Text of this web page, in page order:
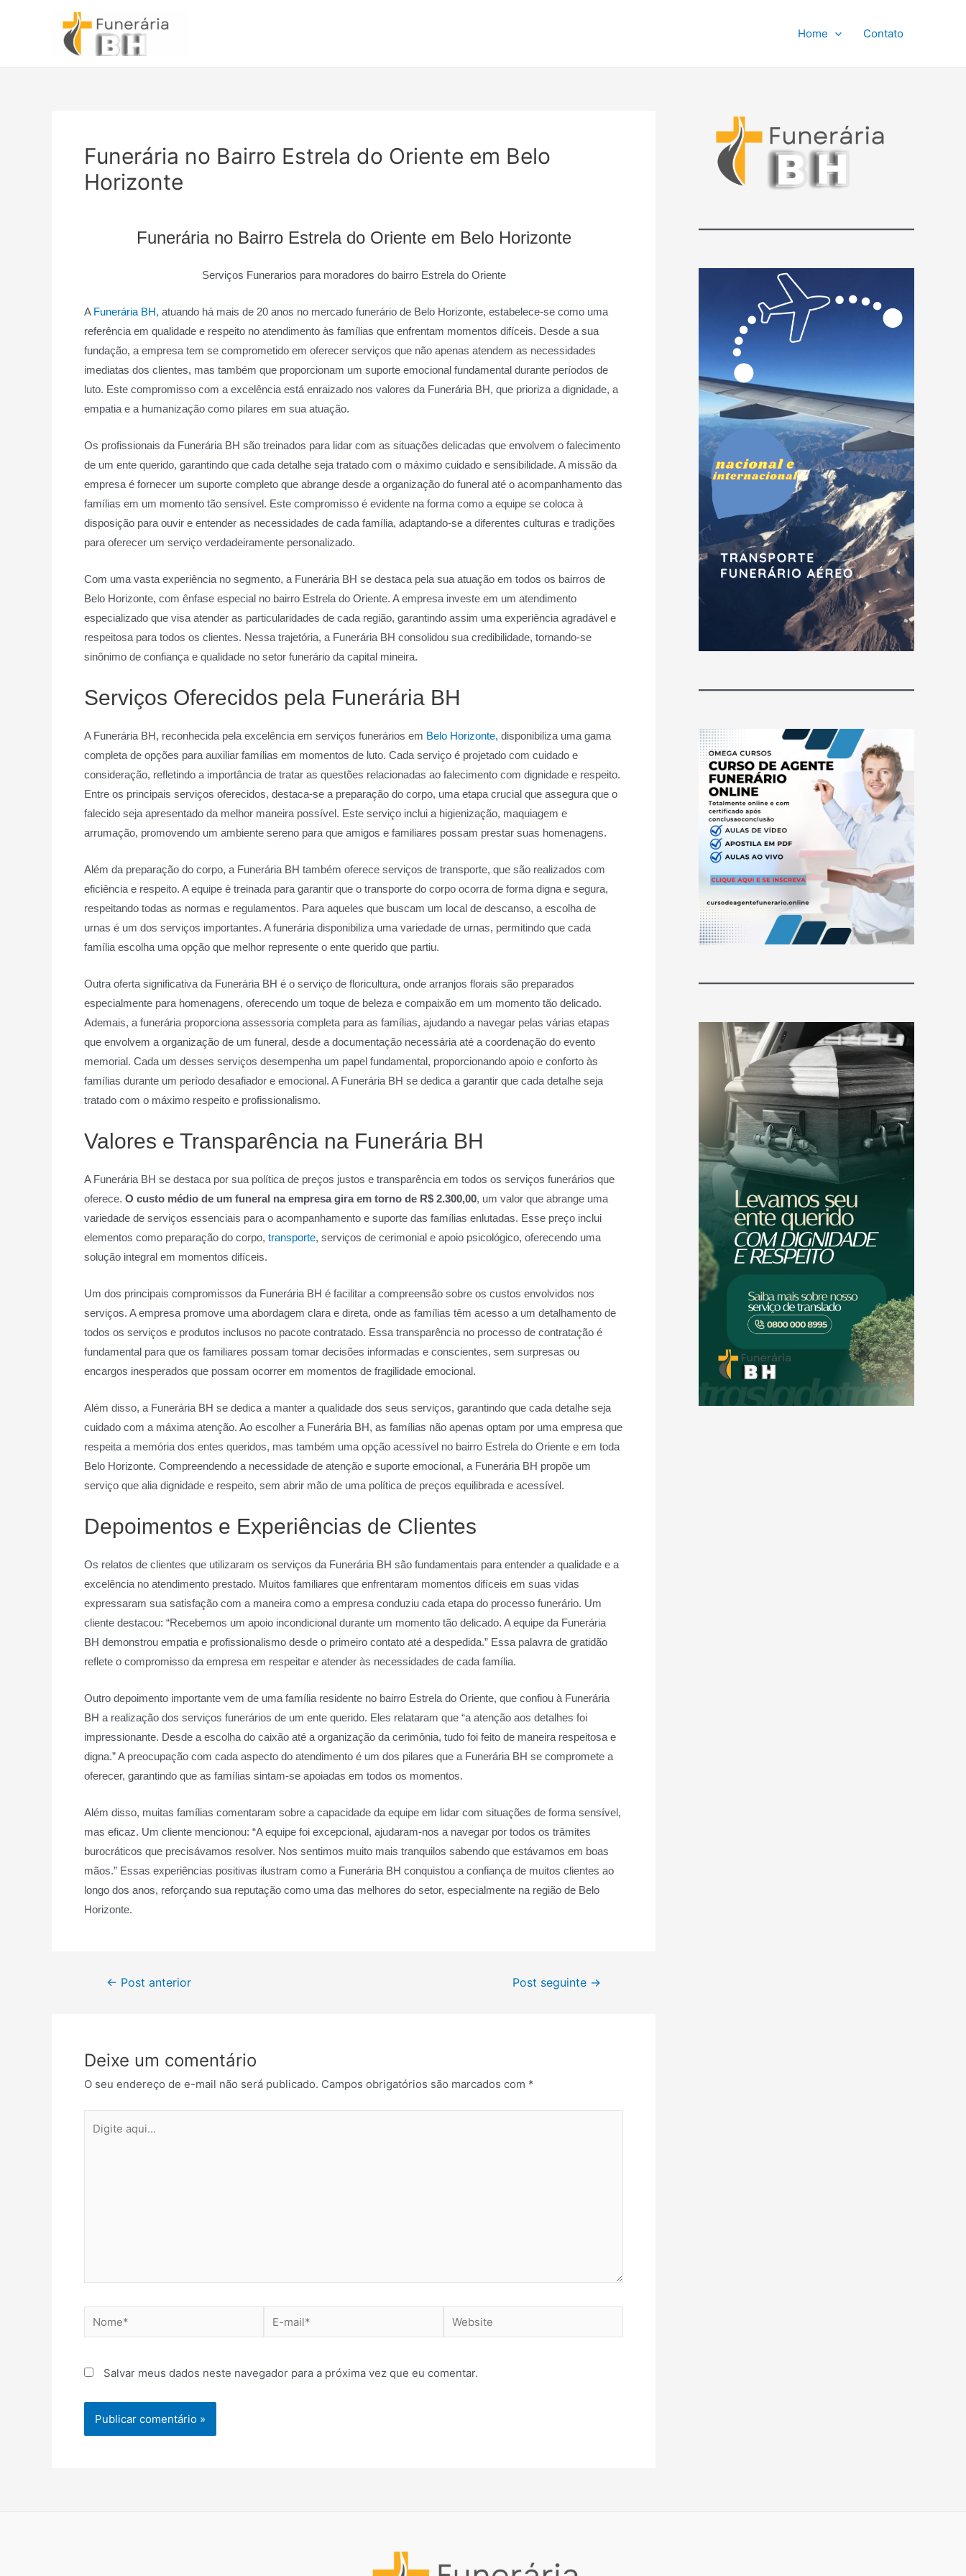
Home Contato
Funerária no Bairro Estrela do Oriente em Belo
Horizonte
Funerária no Bairro Estrela do Oriente em Belo Horizonte
Serviços Funerarios para moradores do bairro Estrela do Oriente
A Funerária BH, atuando há mais de 20 anos no mercado funerário de Belo Horizonte, estabelece-se como uma
referência em qualidade e respeito no atendimento às famílias que enfrentam momentos difíceis. Desde a sua
fundação, a empresa tem se comprometido em oferecer serviços que não apenas atendem as necessidades
imediatas dos clientes, mas também que proporcionam um suporte emocional fundamental durante períodos de
luto. Este compromisso com a excelência está enraizado nos valores da Funerária BH, que prioriza a dignidade, a
empatia e a humanização como pilares em sua atuação.
Os profissionais da Funerária BH são treinados para lidar com as situações delicadas que envolvem o falecimento
de um ente querido, garantindo que cada detalhe seja tratado com o máximo cuidado e sensibilidade. A missão da
empresa é fornecer um suporte completo que abrange desde a organização do funeral até o acompanhamento das
famílias em um momento tão sensível. Este compromisso é evidente na forma como a equipe se coloca à
disposição para ouvir e entender as necessidades de cada família, adaptando-se a diferentes culturas e tradições
para oferecer um serviço verdadeiramente personalizado.
Com uma vasta experiência no segmento, a Funerária BH se destaca pela sua atuação em todos os bairros de
Belo Horizonte, com ênfase especial no bairro Estrela do Oriente. A empresa investe em um atendimento
especializado que visa atender as particularidades de cada região, garantindo assim uma experiência agradável e
respeitosa para todos os clientes. Nessa trajetória, a Funerária BH consolidou sua credibilidade, tornando-se
sinônimo de confiança e qualidade no setor funerário da capital mineira.
Serviços Oferecidos pela Funerária BH
A Funerária BH, reconhecida pela excelência em serviços funerários em Belo Horizonte, disponibiliza uma gama
completa de opções para auxiliar famílias em momentos de luto. Cada serviço é projetado com cuidado e
consideração, refletindo a importância de tratar as questões relacionadas ao falecimento com dignidade e respeito.
Entre os principais serviços oferecidos, destaca-se a preparação do corpo, uma etapa crucial que assegura que o
falecido seja apresentado da melhor maneira possível. Este serviço inclui a higienização, maquiagem e
arrumação, promovendo um ambiente sereno para que amigos e familiares possam prestar suas homenagens.
Além da preparação do corpo, a Funerária BH também oferece serviços de transporte, que são realizados com
eficiência e respeito. A equipe é treinada para garantir que o transporte do corpo ocorra de forma digna e segura,
respeitando todas as normas e regulamentos. Para aqueles que buscam um local de descanso, a escolha de
urnas é um dos serviços importantes. A funerária disponibiliza uma variedade de urnas, permitindo que cada
família escolha uma opção que melhor represente o ente querido que partiu.
Outra oferta significativa da Funerária BH é o serviço de floricultura, onde arranjos florais são preparados
especialmente para homenagens, oferecendo um toque de beleza e compaixão em um momento tão delicado.
Ademais, a funerária proporciona assessoria completa para as famílias, ajudando a navegar pelas várias etapas
que envolvem a organização de um funeral, desde a documentação necessária até a coordenação do evento
memorial. Cada um desses serviços desempenha um papel fundamental, proporcionando apoio e conforto às
famílias durante um período desafiador e emocional. A Funerária BH se dedica a garantir que cada detalhe seja
tratado com o máximo respeito e profissionalismo.
Valores e Transparência na Funerária BH
A Funerária BH se destaca por sua política de preços justos e transparência em todos os serviços funerários que
oferece. O custo médio de um funeral na empresa gira em torno de R$ 2.300,00, um valor que abrange uma
variedade de serviços essenciais para o acompanhamento e suporte das famílias enlutadas. Esse preço inclui
elementos como preparação do corpo, transporte, serviços de cerimonial e apoio psicológico, oferecendo uma
solução integral em momentos difíceis.
Um dos principais compromissos da Funerária BH é facilitar a compreensão sobre os custos envolvidos nos
serviços. A empresa promove uma abordagem clara e direta, onde as famílias têm acesso a um detalhamento de
todos os serviços e produtos inclusos no pacote contratado. Essa transparência no processo de contratação é
fundamental para que os familiares possam tomar decisões informadas e conscientes, sem surpresas ou
encargos inesperados que possam ocorrer em momentos de fragilidade emocional.
Além disso, a Funerária BH se dedica a manter a qualidade dos seus serviços, garantindo que cada detalhe seja
cuidado com a máxima atenção. Ao escolher a Funerária BH, as famílias não apenas optam por uma empresa que
respeita a memória dos entes queridos, mas também uma opção acessível no bairro Estrela do Oriente e em toda
Belo Horizonte. Compreendendo a necessidade de atenção e suporte emocional, a Funerária BH propõe um
serviço que alia dignidade e respeito, sem abrir mão de uma política de preços equilibrada e acessível.
Depoimentos e Experiências de Clientes
Os relatos de clientes que utilizaram os serviços da Funerária BH são fundamentais para entender a qualidade e a
excelência no atendimento prestado. Muitos familiares que enfrentaram momentos difíceis em suas vidas
expressaram sua satisfação com a maneira como a empresa conduziu cada etapa do processo funerário. Um
cliente destacou: “Recebemos um apoio incondicional durante um momento tão delicado. A equipe da Funerária
BH demonstrou empatia e profissionalismo desde o primeiro contato até a despedida.” Essa palavra de gratidão
reflete o compromisso da empresa em respeitar e atender às necessidades de cada família.
Outro depoimento importante vem de uma família residente no bairro Estrela do Oriente, que confiou à Funerária
BH a realização dos serviços funerários de um ente querido. Eles relataram que “a atenção aos detalhes foi
impressionante. Desde a escolha do caixão até a organização da cerimônia, tudo foi feito de maneira respeitosa e
digna.” A preocupação com cada aspecto do atendimento é um dos pilares que a Funerária BH se compromete a
oferecer, garantindo que as famílias sintam-se apoiadas em todos os momentos.
Além disso, muitas famílias comentaram sobre a capacidade da equipe em lidar com situações de forma sensível,
mas eficaz. Um cliente mencionou: “A equipe foi excepcional, ajudaram-nos a navegar por todos os trâmites
burocráticos que precisávamos resolver. Nos sentimos muito mais tranquilos sabendo que estávamos em boas
mãos.” Essas experiências positivas ilustram como a Funerária BH conquistou a confiança de muitos clientes ao
longo dos anos, reforçando sua reputação como uma das melhores do setor, especialmente na região de Belo
Horizonte.
Navegação
← Post anterior Post seguinte →
Deixe um comentário
O seu endereço de e-mail não será publicado. Campos obrigatórios são marcados com *
aqui...
Nome*
E-
mail*
Website
Salvar meus dados neste navegador para a próxima vez que eu comentar.